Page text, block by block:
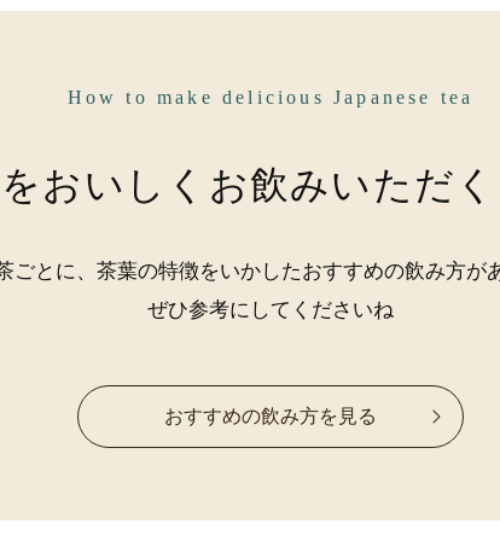
How to make delicious Japanese tea
おいしく お飲みいただ
ごとに、茶葉の特徴をいかしたおすすめの飲み方が
ぜひ参考にしてくださいね
おすすめの飲み方を見る